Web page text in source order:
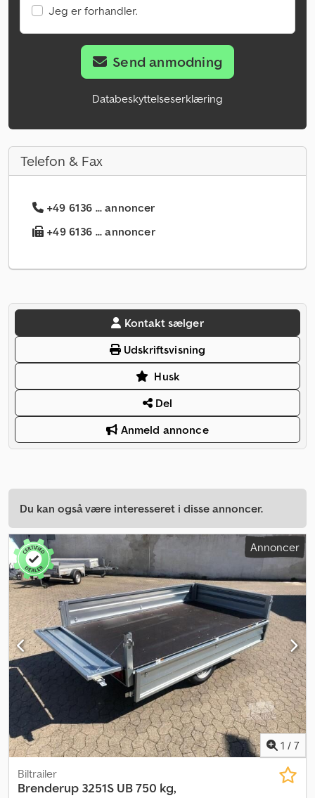
Jeg er forhandler.
Send anmodning
Databeskyttelseserklæring
Telefon & Fax
+49 6136 ... annoncer
+49 6136 ... annoncer
Kontakt sælger
Udskriftsvisning
Husk
Del
Anmeld annonce
Du kan også være interesseret i disse annoncer.
Annoncer
1 / 7
Biltrailer
Brenderup 3251S UB 750 kg,